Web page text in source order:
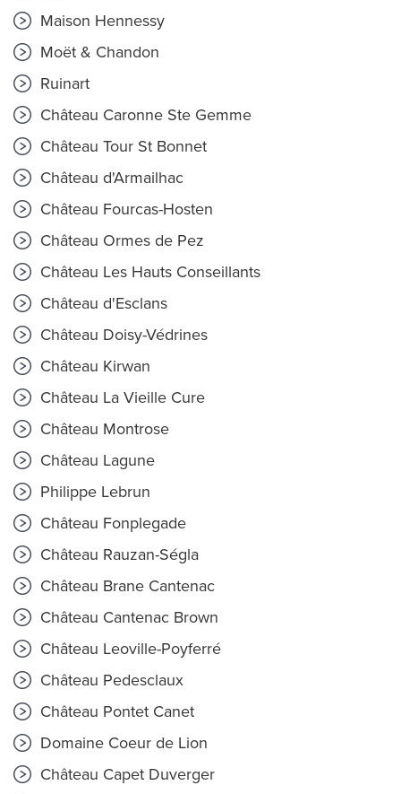
Maison Hennessy
Moët & Chandon
Ruinart
Château Caronne Ste Gemme
Château Tour St Bonnet
Château d'Armailhac
Château Fourcas-Hosten
Château Ormes de Pez
Château Les Hauts Conseillants
Château d'Esclans
Château Doisy-Védrines
Château Kirwan
Château La Vieille Cure
Château Montrose
Château Lagune
Philippe Lebrun
Château Fonplegade
Château Rauzan-Ségla
Château Brane Cantenac
Château Cantenac Brown
Château Leoville-Poyferré
Château Pedesclaux
Château Pontet Canet
Domaine Coeur de Lion
Château Capet Duverger